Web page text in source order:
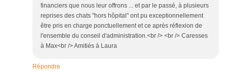
financiers que nous leur offrons ... et par le passé, à plusieurs
reprises des chats "hors hôpital" ont pu exceptionnellement
être pris en charge ponctuellement et ce après réflexion de
l'ensemble du conseil d'administration.<br /> <br /> Caresses
à Max<br /> Amitiés à Laura
Répondre